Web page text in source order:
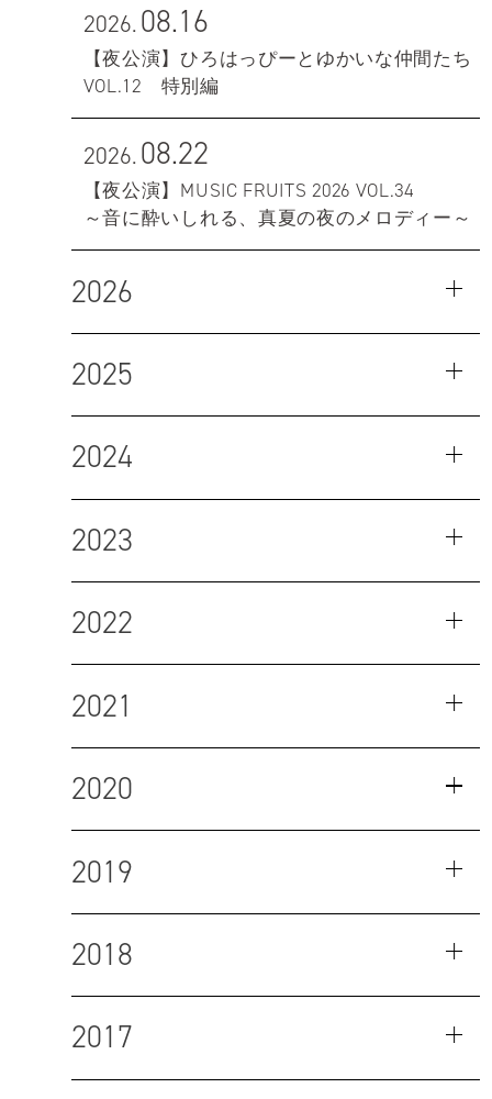
2026.08.16
【夜公演】ひろはっぴーとゆかいな仲間たち
VOL.12 特別編
2026.08.22
【夜公演】MUSIC FRUITS 2026 VOL.34
～音に酔いしれる、真夏の夜のメロディー～
2026
2025
2024
2023
2022
2021
2020
2019
2018
2017